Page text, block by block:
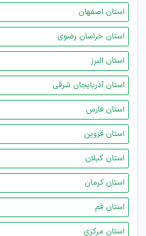
استان اصفهان
استان خراسان رضوی
استان البرز
استان آذربایجان شرقی
استان فارس
استان قزوین
استان گیلان
استان کرمان
استان قم
استان مرکزی